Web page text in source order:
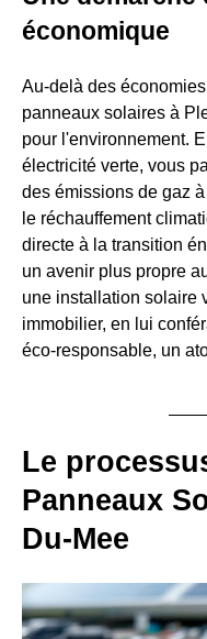
économique
Au-delà des
panneaux solaires à
pour l'environnement.
électricité verte, vous
des émissions de gaz
le réchauffement
directe à la transition
un avenir plus propre
une installation solaire
immobilier, en lui
éco-responsable, un
Le
Panneaux
Du-Mee